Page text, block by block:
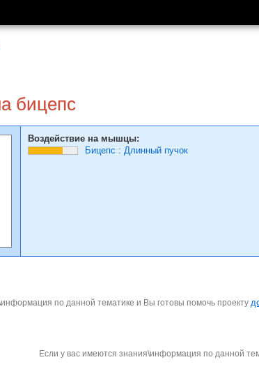
бицепс
Воздействие на мышцы:
Бицепс : Длинный пучок
по данной тематике и Вы готовы помочь проекту
Если у вас имеются знания\информация по данной